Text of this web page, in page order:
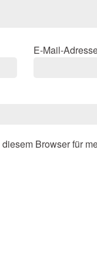
E-Mail-
Browser für